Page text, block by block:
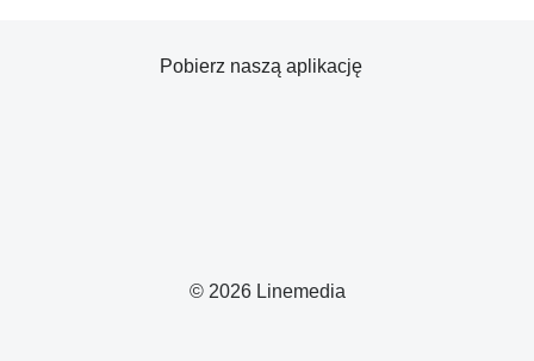
© 2026 Linemedia
Pobierz naszą aplikację